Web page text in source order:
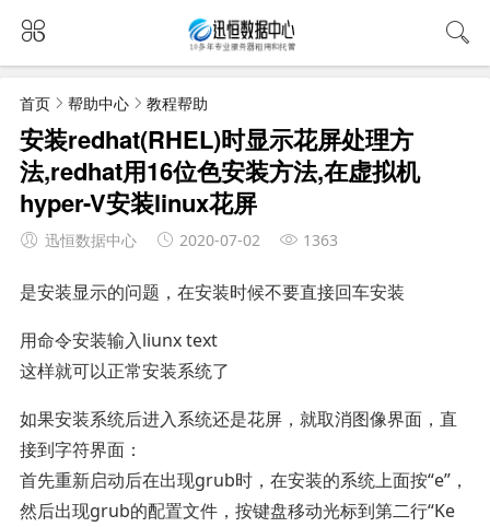
首页 帮助中心 教程帮助
安装redhat(RHEL)时显示花屏处理方
法,redhat用16位色安装方法,在虚拟机
hyper-V安装linux花屏
迅恒数据中心 2020-07-02 1363
是安装显示的问题，在安装时候不要直接回车安装
用命令安装输入liunx text
这样就可以正常安装系统了
如果安装系统后进入系统还是花屏，就取消图像界面，直
接到字符界面：
首先重新启动后在出现grub时，在安装的系统上面按“e”，
然后出现grub的配置文件，按键盘移动光标到第二行“Ke